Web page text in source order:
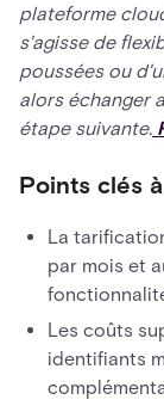
plateforme
s'agisse de
poussées ou
alors échanger
étape suivante.
Points clés
La
par mois et
Les coûts
identifiants